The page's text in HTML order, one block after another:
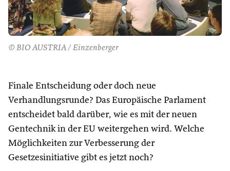
© BIO AUSTRIA / Einzenberger
Finale Entscheidung oder doch neue
Verhandlungsrunde? Das Europäische Parlament
entscheidet bald darüber, wie es mit der neuen
Gentechnik in der EU weitergehen wird. Welche
Möglichkeiten zur Verbesserung der
Gesetzesinitiative gibt es jetzt noch?